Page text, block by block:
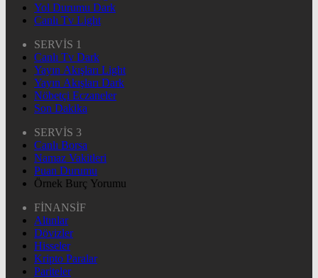
Yol Durumu Dark
Canlı Tv Light
SERVİS 1
Canlı Tv Dark
Yayın Akışları Light
Yayın Akışları Dark
Nöbetçi Eczaneler
Son Dakika
SERVİS 3
Canlı Borsa
Namaz Vakitleri
Puan Durumu
Örnek Burç Yorumu
FİNANSİF
Altınlar
Dövizler
Hisseler
Kripto Paralar
Pariteler